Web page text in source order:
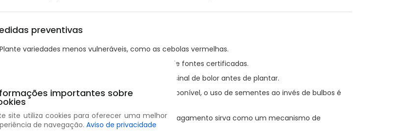
preventivas
Plante variedades menos vulneráveis, como as cebolas vermelhas.
Utilize sementes ou material de plantio saudáveis de fontes certificadas.
Verifique a base dos bulbos em busca de qualquer sinal de bolor antes de plantar.
Se não existir um material de plantio certificado disponível, o uso de sementes ao invés de bulbos é
uma a boa drenagem para evitar que o alagamento sirva como um mecanismo de
importantes sobre
site utiliza cookies para oferecer uma melhor
de navegação. Aviso de privacidade